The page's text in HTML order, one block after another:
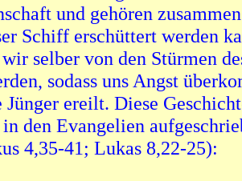
und gehören
Schiff erschüttert werden
selber von den Stürmen
sodass uns Angst
ereilt. Diese
den Evangelien
4,35-41; Lukas 8,22-25):